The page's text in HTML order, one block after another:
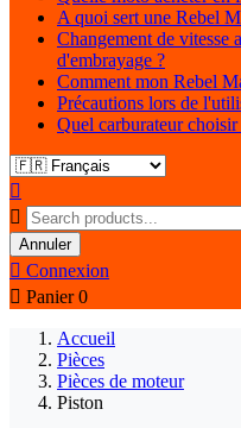
A quoi sert une Rebel
Changement de vitesse
d'embrayage ?
Comment mon Rebel
Précautions lors de
Quel carburateur


Annuler
 Connexion
 Panier 0
Accueil
Pièces
Pièces de moteur
Piston